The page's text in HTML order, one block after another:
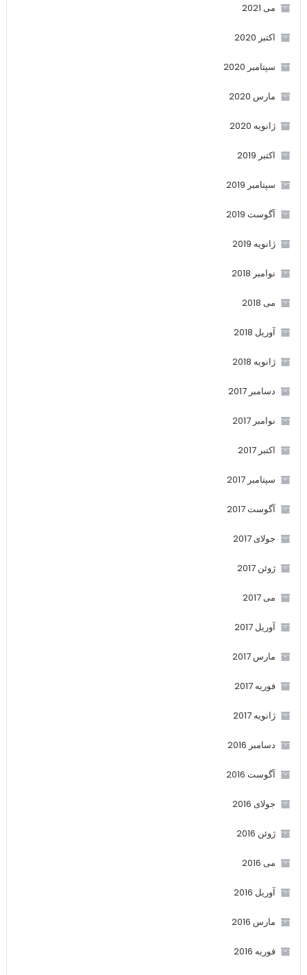
می 2021
اکتبر 2020
سپتامبر 2020
مارس 2020
ژانویه 2020
اکتبر 2019
سپتامبر 2019
آگوست 2019
ژانویه 2019
نوامبر 2018
می 2018
آوریل 2018
ژانویه 2018
دسامبر 2017
نوامبر 2017
اکتبر 2017
سپتامبر 2017
آگوست 2017
جولای 2017
ژوئن 2017
می 2017
آوریل 2017
مارس 2017
فوریه 2017
ژانویه 2017
دسامبر 2016
آگوست 2016
جولای 2016
ژوئن 2016
می 2016
آوریل 2016
مارس 2016
فوریه 2016